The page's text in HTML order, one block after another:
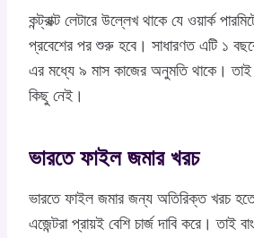
কন্ট্রাক্ট লেটারে উল্লেখ থাকে যে ওয়ার্ক
প্রবেশের পর শুরু হবে। সাধারণত এটি ১
এর মধ্যে ৯ মাস কাজের অনুমতি থাকে। তাই
কিছু নেই।
ভারতে ফাইল জমার খরচ
ভারতে ফাইল জমার জন্য অতিরিক্ত খরচ
এজেন্টরা প্রায়ই বেশি চার্জ দাবি করে। তাই